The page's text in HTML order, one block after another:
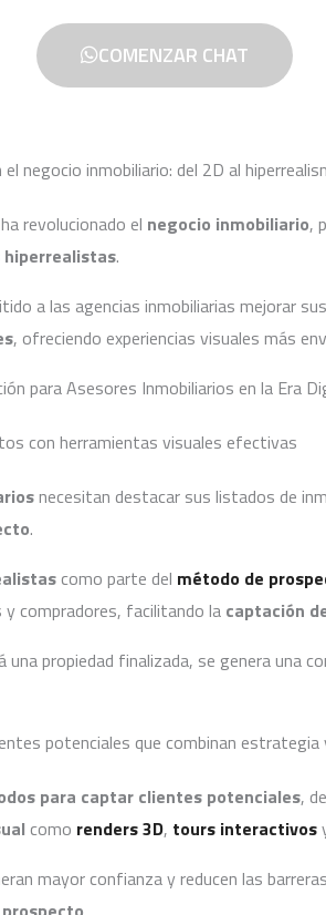
COMENZAR CHAT
el negocio inmobiliario: del 2D al
ha revolucionado el negocio inmobiliario,
hiperrealistas.
a las agencias inmobiliarias mejorar sus
, ofreciendo experiencias visuales más
para Asesores Inmobiliarios en la Era
con herramientas visuales efectivas
necesitan destacar sus listados de
.
como parte del método de
compradores, facilitando la captación
propiedad finalizada, se genera una
potenciales que combinan
para captar clientes potenciales,
como renders 3D, tours interactivos
mayor confianza y reducen las